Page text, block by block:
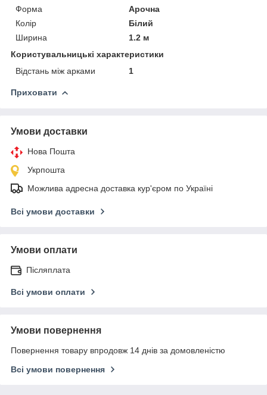
Форма
Арочна
Колір
Білий
Ширина
1.2 м
Користувальницькі характеристики
Відстань між арками
1
Приховати
Умови доставки
Нова Пошта
Укрпошта
Можлива адресна доставка кур'єром по Україні
Всі умови доставки
Умови оплати
Післяплата
Всі умови оплати
Умови повернення
Повернення товару впродовж 14 днів за домовленістю
Всі умови повернення